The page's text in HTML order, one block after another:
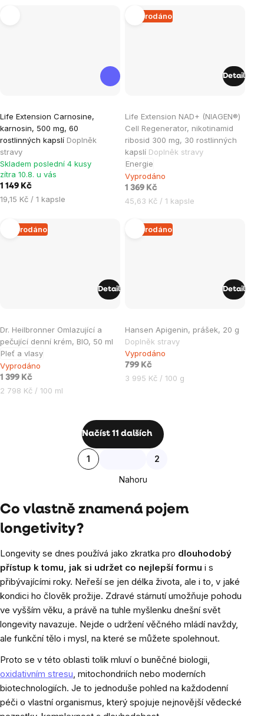
Life Extension Carnosine,
karnosin, 500 mg, 60
rostlinných kapslí Doplněk
stravy
Skladem poslední 4 kusy
zítra 10.8. u vás
1 149 Kč
Měrná
19,15 Kč / 1 kapsle
Vyprodáno
Life Extension NAD+ (NIAGEN®)
Cell Regenerator, nikotinamid
ribosid 300 mg, 30 rostlinných
kapslí Doplněk stravy
Energie
hodnocení
produktu
je
5,0
z
5
hvězdiček.
Vyprodáno
1 369 Kč
Měrná
45,63 Kč / 1 kapsle
Detail
Vyprodáno
Dr. Heilbronner Omlazující a
pečující denní krém, BIO, 50 ml
Pleť a vlasy
hodnocení
produktu
je
0,0
z
Vyprodáno
1 399 Kč
Měrná
2 798 Kč / 100 ml
Detail
Vyprodáno
Hansen Apigenin, prášek, 20 g
Doplněk stravy
Vyprodáno
799 Kč
Měrná
3 995 Kč / 100 g
Detail
Ovládací
výpisu
Načíst 11 dalších
Stránkování
1 2
Nahoru
Co vlastně znamená pojem
longetivity?
Longevity se dnes používá jako zkratka pro dlouhodobý
přístup k tomu, jak si udržet co nejlepší formu i s
přibývajícími roky. Neřeší se jen délka života, ale i to, v jaké
kondici ho člověk prožije. Zdravé stárnutí umožňuje pohodu
ve vyšším věku, a právě na tuhle myšlenku dnešní svět
longevity navazuje. Nejde o udržení věčného mládí navždy,
ale funkční tělo i mysl, na které se můžete spolehnout.
Proto se v této oblasti tolik mluví o buněčné biologii,
oxidativním stresu , mitochondriích nebo moderních
biotechnologiích. Je to jednoduše pohled na každodenní
péči o vlastní organismus, který spojuje nejnovější vědecké